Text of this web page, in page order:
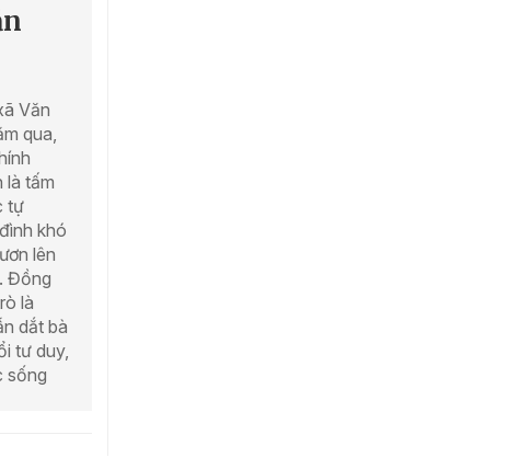
Văn
qua,
là tấm
tự
khó
lên
Đồng
là
dắt bà
tư duy,
sống